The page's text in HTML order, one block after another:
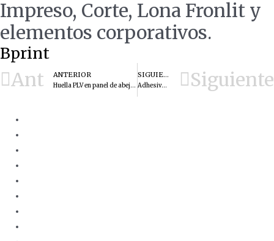
Impreso, Corte, Lona Fronlit y
elementos corporativos.
Bprint
Ant ANTERIOR
Huella PLV en panel de abeja con peana
SIGUIENTE
Adhesivos promocionales en vinilo troquelado. Siguiente